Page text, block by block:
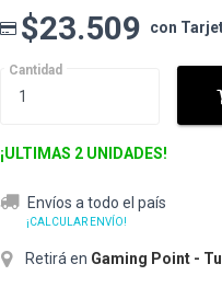
$23.509 con
Cantidad
¡ULTIMAS 2 UNIDADES!
Envíos a todo el país
¡CALCULAR ENVÍO!
Retirá en Gaming Point -